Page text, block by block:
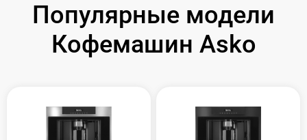
Популярные модели
Кофемашин Asko